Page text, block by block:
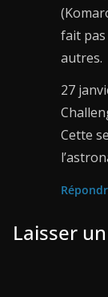
fait
autres.
27
Cette
Laisser